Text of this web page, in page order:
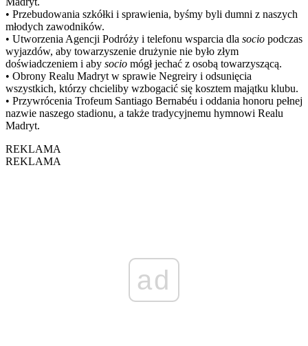
• Przebudowania szkółki i sprawienia, byśmy byli dumni z naszych
młodych zawodników.
• Utworzenia Agencji Podróży i telefonu wsparcia dla socio podczas
wyjazdów, aby towarzyszenie drużynie nie było złym
doświadczeniem i aby socio mógł jechać z osobą towarzyszącą.
• Obrony Realu Madryt w sprawie Negreiry i odsunięcia
wszystkich, którzy chcieliby wzbogacić się kosztem majątku klubu.
• Przywrócenia Trofeum Santiago Bernabéu i oddania honoru pełnej
nazwie naszego stadionu, a także tradycyjnemu hymnowi Realu
Madryt.
REKLAMA
REKLAMA
ad